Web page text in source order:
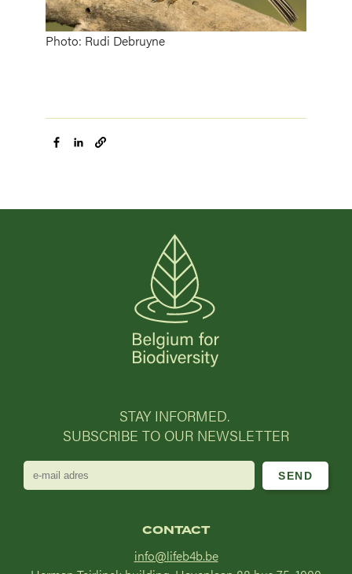
Photo: Rudi Debruyne
STAY INFORMED.
SUBSCRIBE TO OUR NEWSLETTER
e-
mail
CONTACT
info@lifeb4b.be